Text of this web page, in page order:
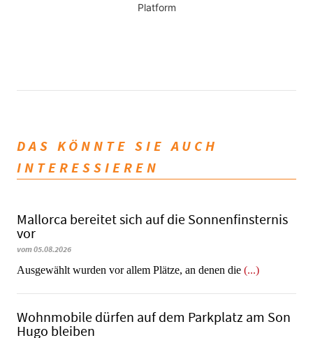
Platform
DAS KÖNNTE SIE AUCH
INTERESSIEREN
Mallorca bereitet sich auf die Sonnenfinsternis
vor
vom 05.08.2026
Ausgewählt wurden vor allem Plätze, an denen die (...)
Wohnmobile dürfen auf dem Parkplatz am Son
Hugo bleiben